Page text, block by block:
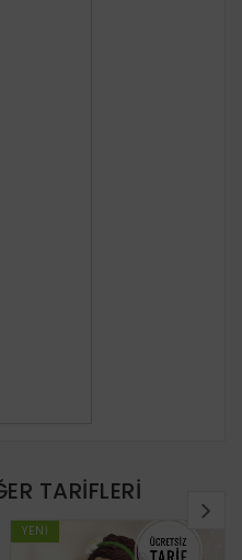
TARIFLERI
YENI